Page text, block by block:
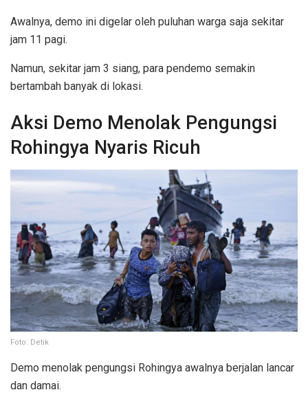
Awalnya, demo ini digelar oleh puluhan warga saja sekitar
jam 11 pagi.
Namun, sekitar jam 3 siang, para pendemo semakin
bertambah banyak di lokasi.
Aksi Demo Menolak Pengungsi
Rohingya Nyaris Ricuh
Foto: Detik
Demo menolak pengungsi Rohingya awalnya berjalan lancar
dan damai.